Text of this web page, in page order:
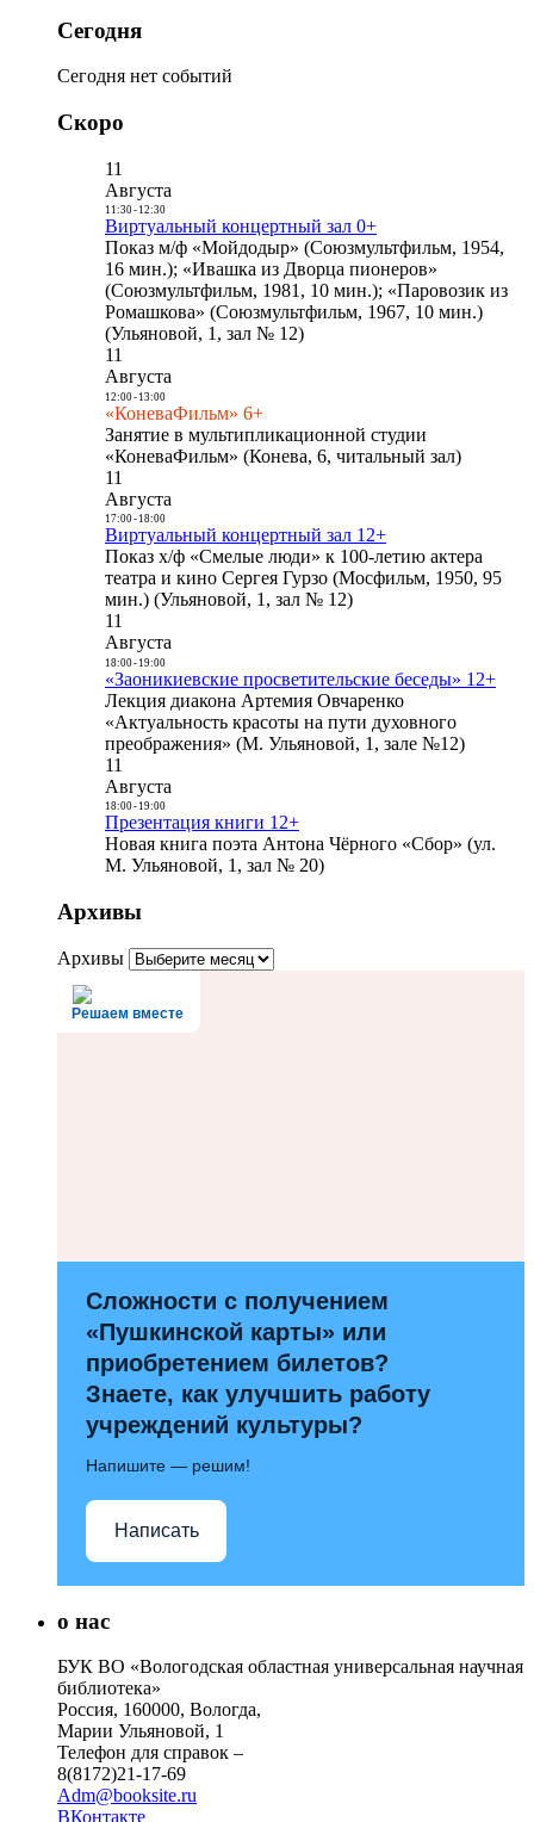
Сегодня
Сегодня нет событий
Скоро
11
Августа
11:30- 12:30
Виртуальный концертный зал 0+
Показ м/ф «Мойдодыр» (Союзмультфильм, 1954,
16 мин.); «Ивашка из Дворца пионеров»
(Союзмультфильм, 1981, 10 мин.); «Паровозик из
Ромашкова» (Союзмультфильм, 1967, 10 мин.)
(Ульяновой, 1, зал № 12)
11
Августа
12:00- 13:00
«КоневаФильм» 6+
Занятие в мультипликационной студии
«КоневаФильм» (Конева, 6, читальный зал)
11
Августа
17:00- 18:00
Виртуальный концертный зал 12+
Показ х/ф «Смелые люди» к 100-летию актера
театра и кино Сергея Гурзо (Мосфильм, 1950, 95
мин.) (Ульяновой, 1, зал № 12)
11
Августа
18:00- 19:00
«Заоникиевские просветительские беседы» 12+
Лекция диакона Артемия Овчаренко
«Актуальность красоты на пути духовного
преображения» (М. Ульяновой, 1, зале №12)
11
Августа
18:00- 19:00
Презентация книги 12+
Новая книга поэта Антона Чёрного «Сбор» (ул.
М. Ульяновой, 1, зал № 20)
Архивы
Архивы
Решаем вместе
Сложности с получением
«Пушкинской карты» или
приобретением билетов?
Знаете, как улучшить работу
учреждений культуры?
Напишите — решим!
Написать
о нас
БУК ВО «Вологодская областная универсальная научная
библиотека»
Россия, 160000, Вологда,
Марии Ульяновой, 1
Телефон для справок –
8(8172)21-17-69
Adm@booksite.ru
ВКонтакте